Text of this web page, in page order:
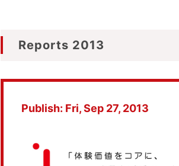
Reports 2013
Publish: Fri, Sep 27, 2013